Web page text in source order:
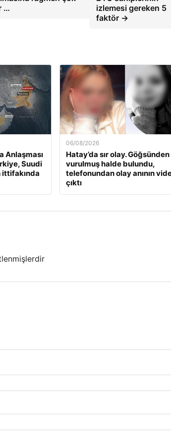
…
izlemesi gereken 5
faktör →
Anlaşması
Suudi
06/08/2026
Hatay’da sır olay. Göğsünden
vurulmuş halde bulundu,
telefonundan olay anının
çıktı